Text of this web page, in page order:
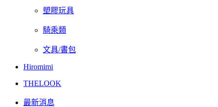
塑膠玩具
騎乘類
文具/書包
Hiromimi
THELOOK
最新消息